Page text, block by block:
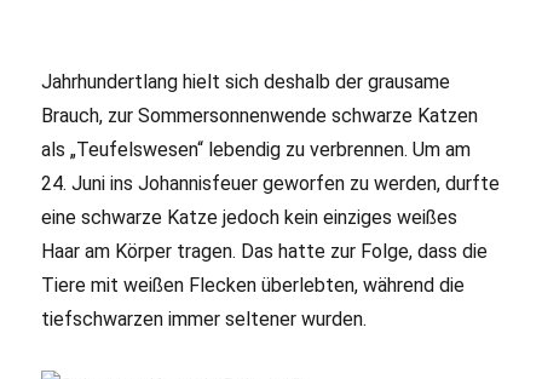
Jahrhundertlang hielt sich deshalb der grausame
Brauch, zur Sommersonnenwende schwarze Katzen
als „Teufelswesen“ lebendig zu verbrennen. Um am
24. Juni ins Johannisfeuer geworfen zu werden, durfte
eine schwarze Katze jedoch kein einziges weißes
Haar am Körper tragen. Das hatte zur Folge, dass die
Tiere mit weißen Flecken überlebten, während die
tiefschwarzen immer seltener wurden.